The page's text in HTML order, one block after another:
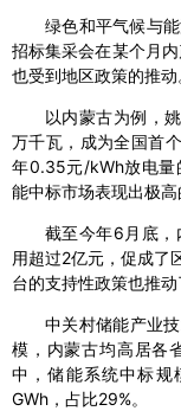
绿色和平气候与
招标集采会在某个月
也受到地区政策的推动
以内蒙古为例，
万千瓦，成为全国首
年0.35元/kWh放电量
能中标市场表现出极高
截至今年6月底，
用超过2亿元，促成了
台的支持性政策也推动
中关村储能产业
模，内蒙古均高居各
中，储能系统中标规
GWh，占比29%。